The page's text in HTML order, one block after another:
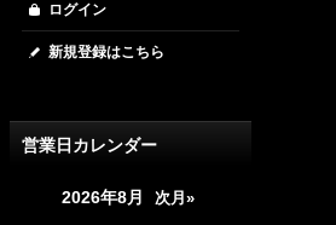
ログイン
新規登録はこちら
営業日カレンダー
2026年8月 次月»